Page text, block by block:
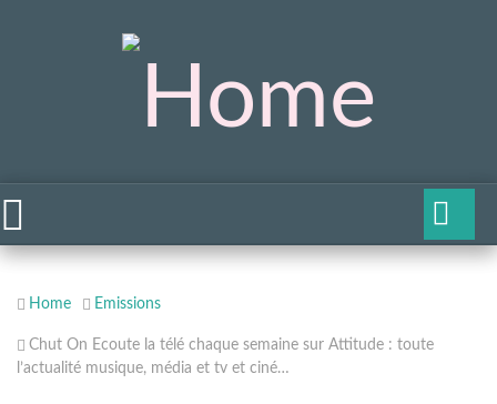
Home Emissions
Chut On Ecoute la télé chaque semaine sur Attitude : toute
l’actualité musique, média et tv et ciné…